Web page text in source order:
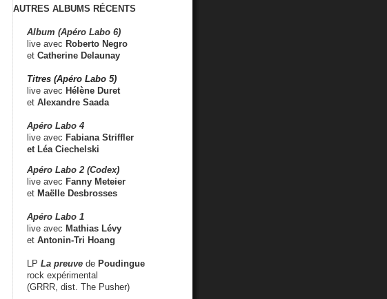
AUTRES ALBUMS RÉCENTS
Album (Apéro Labo 6)
live avec Roberto Negro
et Catherine Delaunay
Titres (Apéro Labo 5)
live avec Hélène Duret
et Alexandre Saada
Apéro Labo 4
live avec Fabiana Striffler
et Léa Ciechelski
Apéro Labo 2 (Codex)
live avec Fanny Meteier
et Maëlle Desbrosses
Apéro Labo 1
live avec Mathias Lévy
et Antonin-Tri Hoang
LP La preuve de Poudingue
rock expérimental
(GRRR, dist. The Pusher)